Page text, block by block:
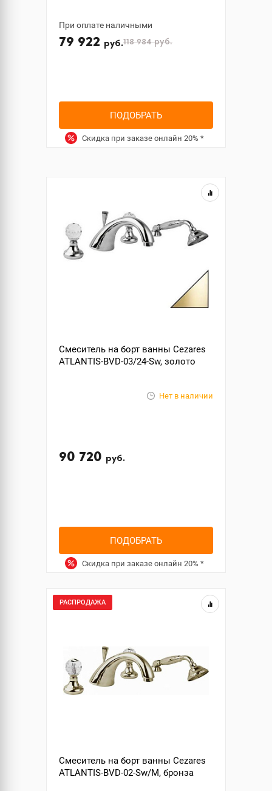
При оплате наличными
79 922 руб.118 984руб.
ПОДОБРАТЬ
Скидка при заказе онлайн 20% *
Смеситель на борт ванны Cezares
ATLANTIS-BVD-03/24-Sw, золото
Нет в наличии
90 720 руб.
ПОДОБРАТЬ
Скидка при заказе онлайн 20% *
РАСПРОДАЖА
Смеситель на борт ванны Cezares
ATLANTIS-BVD-02-Sw/M, бронза